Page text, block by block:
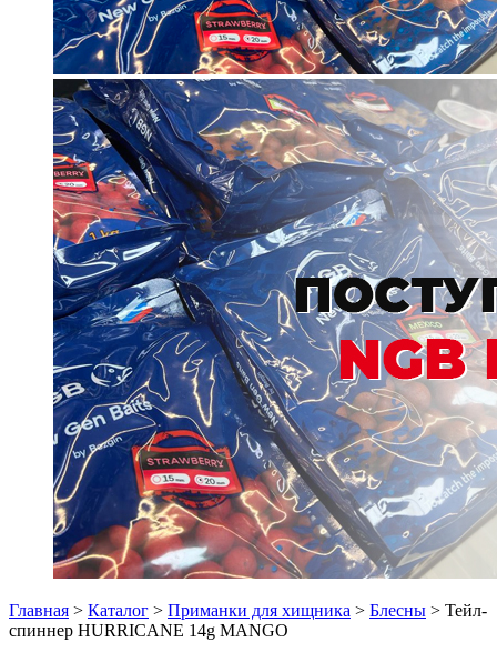
Главная > Каталог > Приманки для хищника > Блесны > Тейл-
спиннер HURRICANE 14g MANGO